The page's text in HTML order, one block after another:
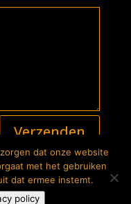
Verzenden
voorbehouden |
Mediabureau
gelden onder
dat onze website
met het gebruiken
dat ermee instemt.
policy